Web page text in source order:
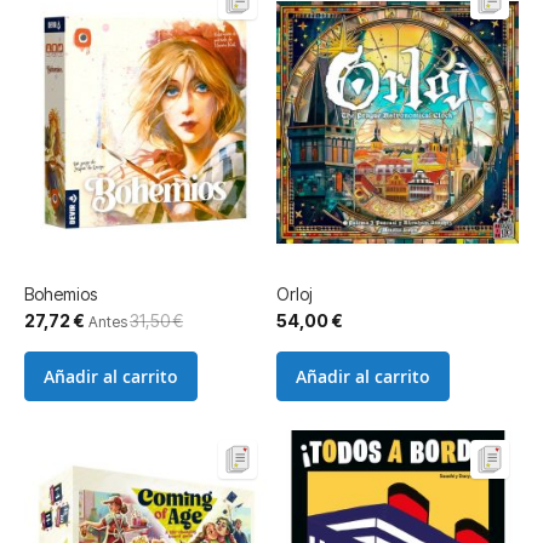
Bohemios
Precio
especial
27,72 € Antes31,50 €
Añadir al carrito
Orloj
54,00 €
Añadir al carrito